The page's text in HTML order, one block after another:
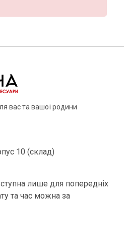
вас та вашої родини
10 (склад)
лише для попередніх
та час можна за